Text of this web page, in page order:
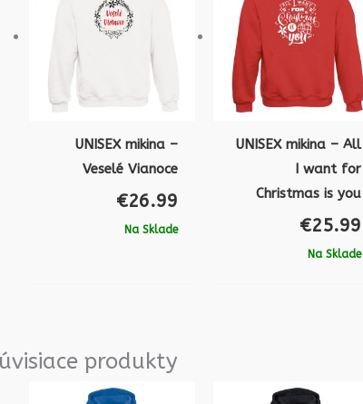
UNISEX mikina –
Veselé Vianoce
€26.99
Na Sklade
UNISEX mikina – All
I want for
Christmas is you
€25.99
Na Sklade
produkty